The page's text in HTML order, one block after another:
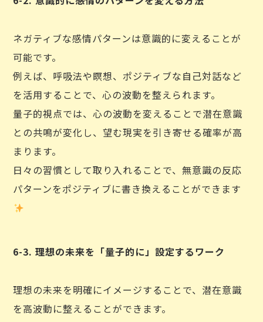
ネガティブな感情パターンは意識的に変えることが
可能です。
例えば、呼吸法や瞑想、ポジティブな自己対話など
を活用することで、心の波動を整えられます。
量子的視点では、心の波動を変えることで潜在意識
との共鳴が変化し、望む現実を引き寄せる確率が高
まります。
日々の習慣として取り入れることで、無意識の反応
パターンをポジティブに書き換えることができます
6-3. 理想の未来を「量子的に」設定するワーク
理想の未来を明確にイメージすることで、潜在意識
を高波動に整えることができます。